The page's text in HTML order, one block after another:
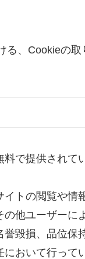
る、Cookieの
で提供されて
トの閲覧や
他ユーザー
毀損、品位保
おいて行って